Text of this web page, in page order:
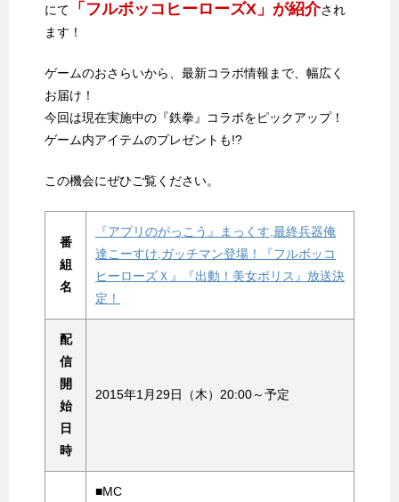
にて
「フルボッコヒーローズX」が紹介され
ます！
ゲームのおさらいから、最新コラボ情報まで、幅広く
お届け！
今回は現在実施中の『鉄拳』コラボをピックアップ！
ゲーム内アイテムのプレゼントも!?
この機会にぜひご覧ください。
番
組
名
『アプリのがっこう』まっくす,最終兵器俺
達こーすけ,ガッチマン登場！『フルボッコ
ヒーローズＸ』『出動！美女ポリス』放送決
定！
配
信
開
始
日
時
2015年1月29日（木）20:00～予定
■MC